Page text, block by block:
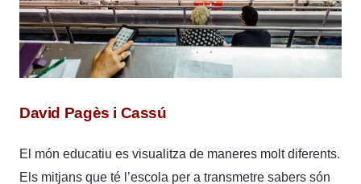
David Pagès i Cassú
El món educatiu es visualitza de maneres molt diferents.
Els mitjans que té l’escola per a transmetre sabers són